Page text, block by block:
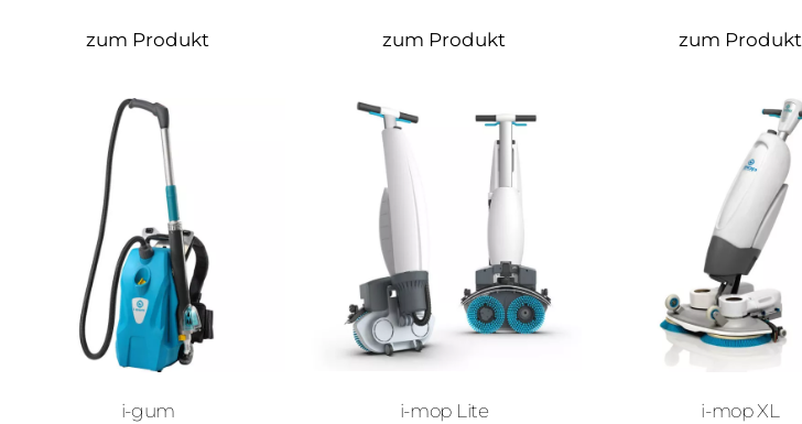
zum Produkt zum Produkt zum Produkt
i-gum i-mop Lite i-mop XL